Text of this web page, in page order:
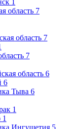
1
область 7
область 7
7
область 6
6
Тыва 6
1
1
Ингушетия 5